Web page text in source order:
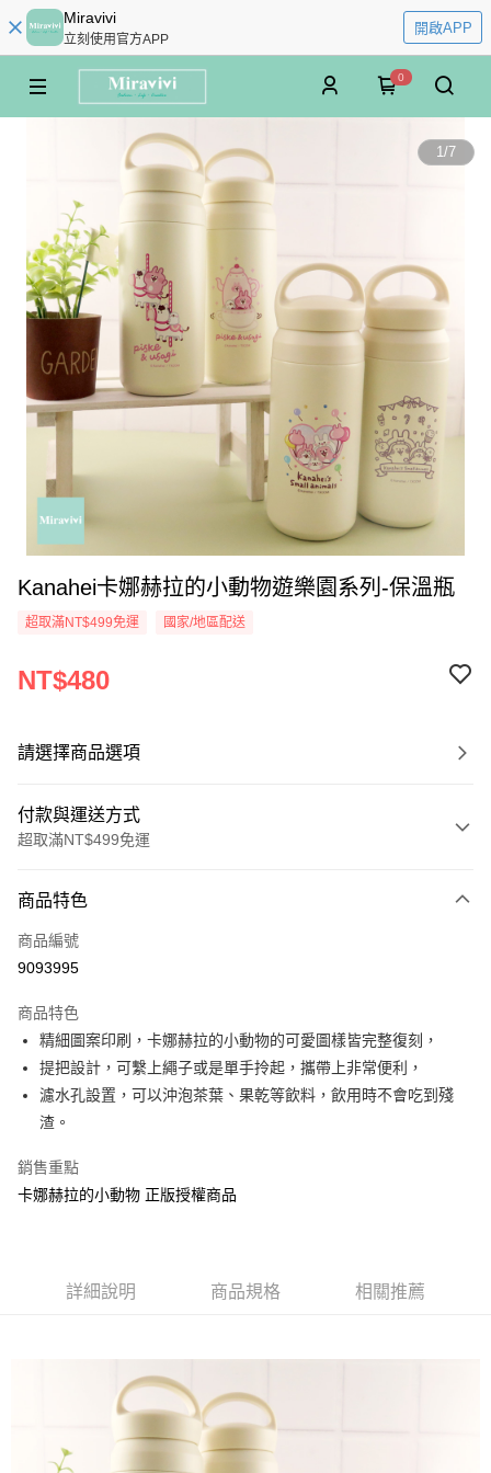
Miravivi
立刻使用官方APP
開啟APP
0
1/7
Kanahei卡娜赫拉的小動物遊樂園系列-保溫瓶
超取滿NT$499免運 國家/地區配送
NT$480
請選擇商品選項
付款與運送方式
超取滿NT$499免運
信用卡一次付款
超商取貨付款
Apple Pay
街口支付
悠遊付
AFTEE先享後付
相關說明
【關於「AFTEE先享後付」】
２．便利：只要手機號碼，簡訊認證，即可結帳。
結帳頁面，進行簡訊認證並確認金額後，即可完成結帳。
２．訂單成立數日內，您將收到繳費通知簡訊。
３．收到繳費通知簡訊後14天內，點擊此簡訊中的連結，可透過四大超商／
ATM／網路銀行／等多元方式進行付款，方視為交易完成。
※ 請注意：結帳手續完成當下不需立刻繳費，但若您需要取消訂單，請聯絡
付款後全家取貨
每筆NT$60，滿NT$499(含以上)免運費
7-11付款取貨
商品特色
商品編號
9093995
商品特色
精細圖案印刷，卡娜赫拉的小動物的可愛圖樣皆完整復刻，
提把設計，可繫上繩子或是單手拎起，攜帶上非常便利，
濾水孔設置，可以沖泡茶葉、果乾等飲料，飲用時不會吃到殘
渣。
銷售重點
卡娜赫拉的小動物 正版授權商品
詳細說明 商品規格 相關推薦